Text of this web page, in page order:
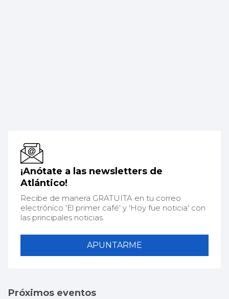
¡Anótate a las newsletters de
Atlántico!
Recibe de manera GRATUITA en tu correo
electrónico 'El primer café' y 'Hoy fue noticia' con
las principales noticias.
APUNTARME
Próximos eventos